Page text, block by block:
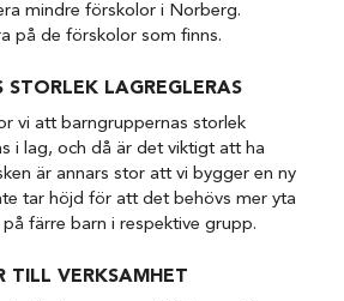
mindre förskolor i Norberg.
på de förskolor som finns.
STORLEK LAGREGLERAS
vi att barngruppernas storlek
i lag, och då är det viktigt att ha
är annars stor att vi bygger en ny
tar höjd för att det behövs mer yta
färre barn i respektive grupp.
TILL VERKSAMHET